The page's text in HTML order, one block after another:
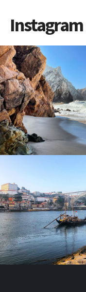
Instagram